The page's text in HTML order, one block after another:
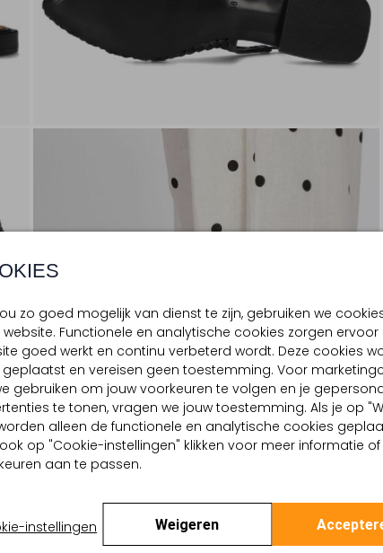
zo goed mogelijk van dienst te zijn, gebruiken we
website. Functionele en analytische cookies zorgen
goed werkt en continu verbeterd wordt. Deze cookies
geplaatst en vereisen geen toestemming. Voor
gebruiken om jouw voorkeuren te volgen en je
te tonen, vragen we jouw toestemming. Als je op
alleen de functionele en analytische cookies
op "Cookie-instellingen" klikken voor meer informatie
aan te passen.
instellingen Weigeren